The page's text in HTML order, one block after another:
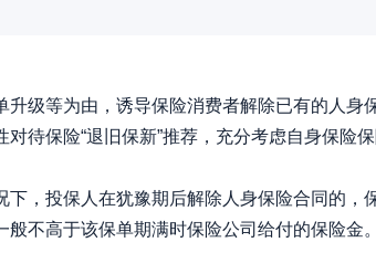
等为由，诱导保险消费者解除已有的人身
待保险“退旧保新”推荐，充分考虑自身保险
下，投保人在犹豫期后解除人身保险合同的
不高于该保单期满时保险公司给付的保险